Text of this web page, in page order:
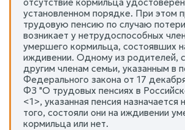
установленном порядке. При этом
трудовую пенсию по случаю
возникает у нетрудоспособных
умершего кормильца, состоявших
иждивении. Одному из родителей,
другим членам семьи, указанным в
Федерального закона от 17
ФЗ "О трудовых пенсиях в
<1>, указанная пенсия назначается
того, состояли они на иждивении
кормильца или нет.